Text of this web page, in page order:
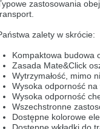
verzi Zůstaňte v této
dass ihr Browser eine
Version wechseln?
wechseln Auf
být v jiném jazyce,
zastosowania
zalety w skrócie:
Kompaktowa budowa
Zasada Mate&Click
Wytrzymałość, mimo
Wysoka odporność
Wysoka odporność
Wszechstronne
Dostępne kolorowe